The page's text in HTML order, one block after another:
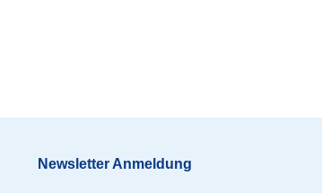
Newsletter Anmeldung